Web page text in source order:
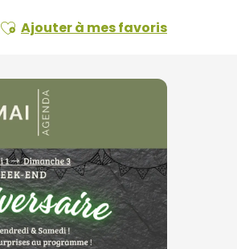
Ajouter aux favoris
Ajouter à mes favoris